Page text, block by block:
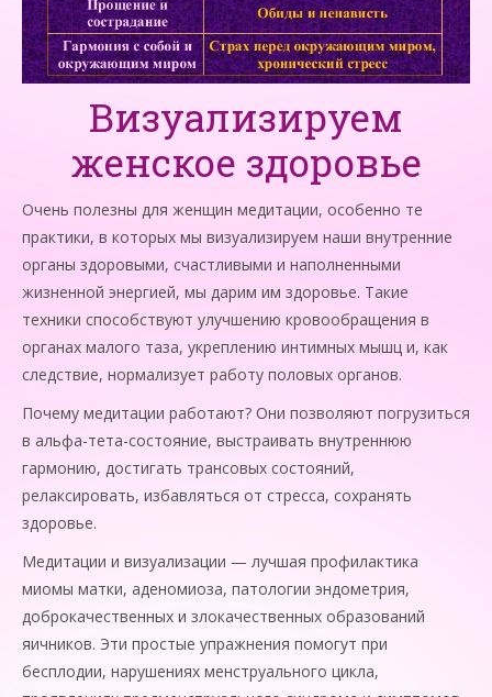
Визуализируем
женское здоровье
Очень полезны для женщин медитации, особенно те
практики, в которых мы визуализируем наши внутренние
органы здоровыми, счастливыми и наполненными
жизненной энергией, мы дарим им здоровье. Такие
техники способствуют улучшению кровообращения в
органах малого таза, укреплению интимных мышц и, как
следствие, нормализует работу половых органов.
Почему медитации работают? Они позволяют погрузиться
в альфа-тета-состояние, выстраивать внутреннюю
гармонию, достигать трансовых состояний,
релаксировать, избавляться от стресса, сохранять
здоровье.
Медитации и визуализации — лучшая профилактика
миомы матки, аденомиоза, патологии эндометрия,
доброкачественных и злокачественных образований
яичников. Эти простые упражнения помогут при
бесплодии, нарушениях менструального цикла,